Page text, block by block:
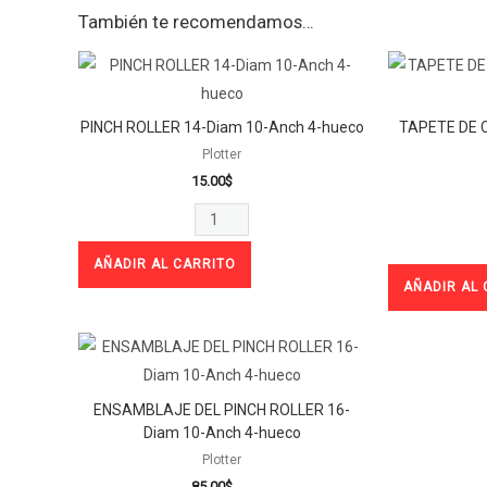
También te recomendamos…
PINCH ROLLER 14-Diam 10-Anch 4-hueco
Plotter
15.00$
PINCH
ROLLER
14-
Diam
10-
Anch
4-
hueco
cantidad
AÑADIR AL CARRITO
TAPETE DE
AÑADIR AL
ENSAMBLAJE DEL PINCH ROLLER 16-
Diam 10-Anch 4-hueco
Plotter
ENSAMBLAJE
DEL
PINCH
ROLLER
16-